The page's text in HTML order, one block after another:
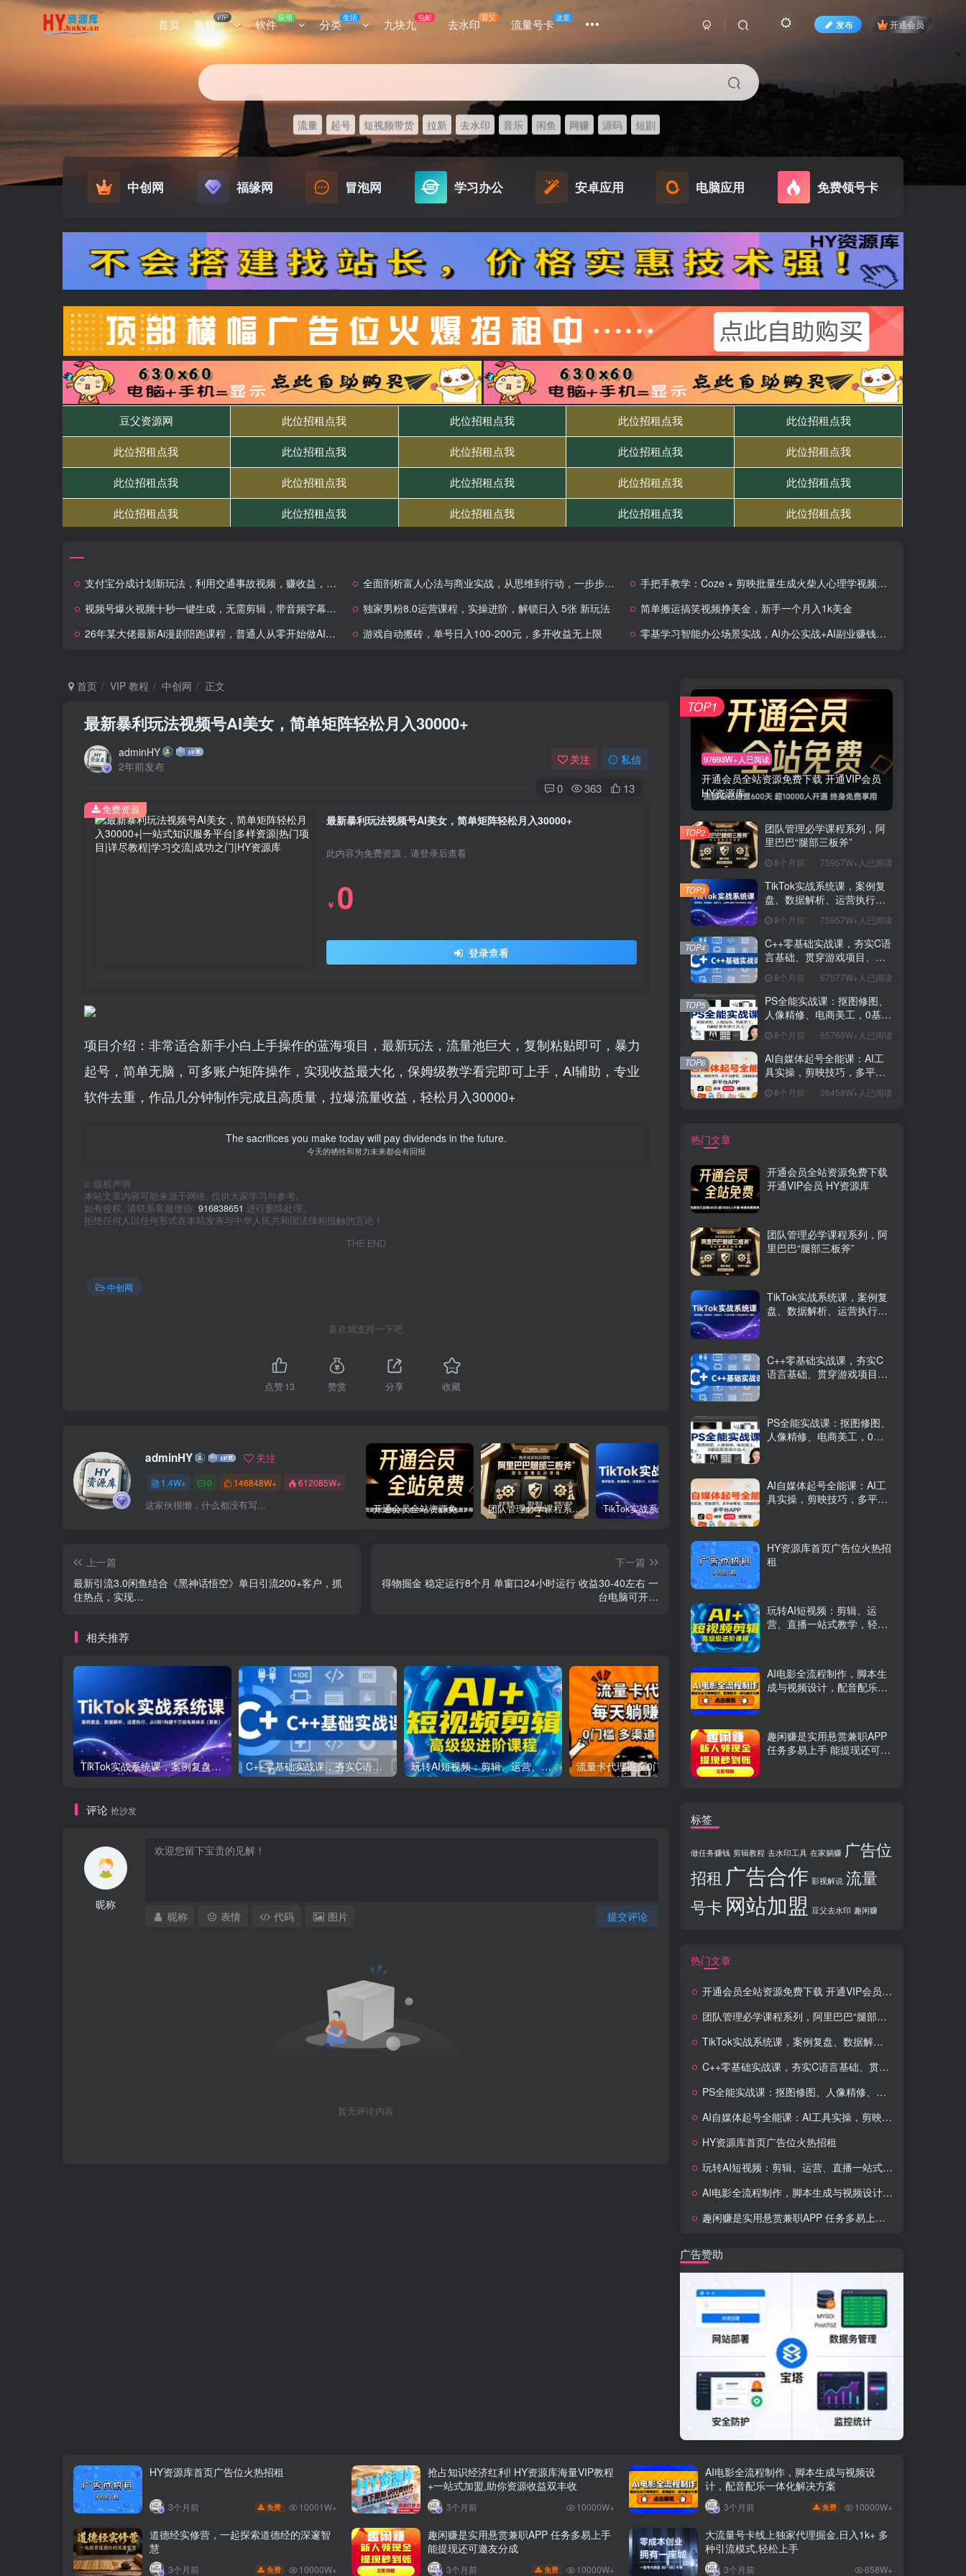
首页 教程VIP 软件 应用 分类生活 九块九包邮 去水印豆父 流量号卡这里
发布 开通会员
流量 起号 短视频带货 拉新 去水印 音乐 闲鱼 网赚 源码 短剧
中创网 福缘网 冒泡网 学习办公 安卓应用 电脑应用 免费领号卡
支付宝分成计划新玩法，利用交通事故视频，赚收益，轻松月入过W，操作简单 全面剖析富人心法与商业实战，从思维到行动，一步步带你走向成功之路
手把手教学：Coze + 剪映批量生成火柴人心理学视频的硬核攻略
视频号爆火视频十秒一键生成，无需剪辑，带音频字幕多平台同步发送，轻松日入2000+
独家男粉8.0运营课程，实操进阶，解锁日入 5张 新玩法
简单搬运搞笑视频挣美金，新手一个月入1k美金
26年某大佬最新Ai漫剧陪跑课程，普通人从零开始做AI漫剧，副业月入2W+
游戏自动搬砖，单号日入100-200元，多开收益无上限 零基学习智能办公场景实战，AI办公实战+AI副业赚钱机会
首页 VIP 教程 中创网 正文
最新暴利玩法视频号AI美女，简单矩阵轻松月入30000+
adminHY
2年前发布
关注 私信
0 363 13
最新暴利玩法视频号AI美女，简单矩阵轻松月入30000+
此内容为免费资源，请登录后查看
￥ 0
登录查看
免费资源
项目介绍：非常适合新手小白上手操作的蓝海项目，最新玩法，流量池巨大，复制粘贴即可，暴力
起号，简单无脑，可多账户矩阵操作，实现收益最大化，保姆级教学看完即可上手，AI辅助，专业
软件去重，作品几分钟制作完成且高质量，拉爆流量收益，轻松月入30000+
The sacrifices you make today will pay dividends in the future.
今天的牺牲和努力未来都会有回报
© 版权声明
本站文章内容可能来源于网络, 仅供大家学习与参考,
如有侵权, 请联系客服微信: 916838651 进行删除处理。
拒绝任何人以任何形式在本站发表与中华人民共和国法律相抵触的言论！
THE END
中创网
喜欢就支持一下吧
点赞13 赞赏 分享 收藏
adminHY 关注
1.4W+ 0 146848W+ 612085W+
这家伙很懒，什么都没有写... 开通会员全站资源免费下载 开通VIP会员 HY资源库 团队管理必学课程系列，阿里巴巴“腿部三板斧” TikTok实战系统课，案例复盘、数据解析、运营执行，从0到1构建千万级电商体系（更新） C++零基础实战课，夯实C语言基础、贯穿游戏项目、掌握开发思维，学成可挑战月薪15K+岗位
上一篇
最新引流3.0闲鱼结合《黑神话悟空》单日引流200+客户，抓
住热点，实现…
下一篇
得物掘金 稳定运行8个月 单窗口24小时运行 收益30-40左右 一
台电脑可开…
相关推荐
TikTok实战系统课，案例复盘、数据解析、运营执行，从0到1构建千万级电商体系（更新） C++零基础实战课，夯实C语言基础、贯穿游戏项目、掌握开发思维，学成可挑战月薪15K+岗位 玩转AI短视频：剪辑、运营、直播一站式教学，轻松打造流量神话 流量卡代理掘金0门槛每天躺赚3000+多种推广渠道新手小白轻松上手
评论 抢沙发
昵称
提交评论
昵称 表情 代码 图片
暂无评论内容
97693W+人已阅读
开通会员全站资源免费下载 开通VIP会员
HY资源库
TOP1
团队管理必学课程系列，阿
里巴巴“腿部三板斧”
8个月前 75957W+人已阅读
TOP2
TikTok实战系统课，案例复
盘、数据解析、运营执行，
（更新）
8个月前 75957W+人已阅读
TOP3
C++零基础实战课，夯实C语
言基础、贯穿游戏项目、掌
薪15K+岗位
8个月前 67577W+人已阅读
TOP4
PS全能实战课：抠图修图、
人像精修、电商美工，0基础
8个月前 65768W+人已阅读
TOP5
AI自媒体起号全能课：AI工
具实操，剪映技巧，多平台
8个月前 36458W+人已阅读
TOP6
热门文章
开通会员全站资源免费下载
开通VIP会员 HY资源库
团队管理必学课程系列，阿
里巴巴“腿部三板斧”
TikTok实战系统课，案例复
盘、数据解析、运营执行，
C++零基础实战课，夯实C
语言基础、贯穿游戏项目、
PS全能实战课：抠图修图、
人像精修、电商美工，0基
AI自媒体起号全能课：AI工
具实操，剪映技巧，多平台
HY资源库首页广告位火热招
租
玩转AI短视频：剪辑、运
营、直播一站式教学，轻松
AI电影全流程制作，脚本生
成与视频设计，配音配乐一
趣闲赚是实用悬赏兼职APP
任务多易上手 能提现还可邀
标签
做任务赚钱 剪辑教程 去水印工具 在家躺赚 广告位
招租 广告合作 影视解说 流量
号卡 网站加盟 豆父去水印 趣闲赚
热门文章
开通会员全站资源免费下载 开通VIP会员 HY资源库
团队管理必学课程系列，阿里巴巴“腿部三板斧”
TikTok实战系统课，案例复盘、数据解析、运营执行，从0到1构建千万级电商体系（更新）
C++零基础实战课，夯实C语言基础、贯穿游戏项目、掌握开发思维，学成可挑战月薪15K+岗位
PS全能实战课：抠图修图、人像精修、电商美工，0基础变身设计达人
AI自媒体起号全能课：AI工具实操，剪映技巧，多平台带货，0基础快速变现
HY资源库首页广告位火热招租
玩转AI短视频：剪辑、运营、直播一站式教学，轻松打造流量神话
AI电影全流程制作，脚本生成与视频设计，配音配乐一体化解决方案
趣闲赚是实用悬赏兼职APP 任务多易上手 能提现还可邀友分成
广告赞助
HY资源库首页广告位火热招租
3个月前 免费 10001W+
抢占知识经济红利! HY资源库海量VIP教程
+一站式加盟,助你资源收益双丰收
3个月前 10000W+
AI电影全流程制作，脚本生成与视频设
计，配音配乐一体化解决方案
3个月前 免费 10000W+
道德经实修营，一起探索道德经的深邃智
慧
3个月前 免费 10000W+
趣闲赚是实用悬赏兼职APP 任务多易上手
能提现还可邀友分成
3个月前 免费 10000W+
大流量号卡线上独家代理掘金,日入1k+ 多
种引流模式,轻松上手
3个月前 658W+